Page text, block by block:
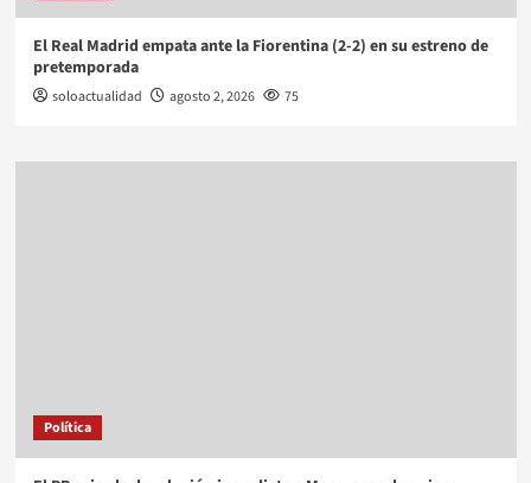
El Real Madrid empata ante la Fiorentina (2-2) en su estreno de
pretemporada
soloactualidad agosto 2, 2026 75
Política